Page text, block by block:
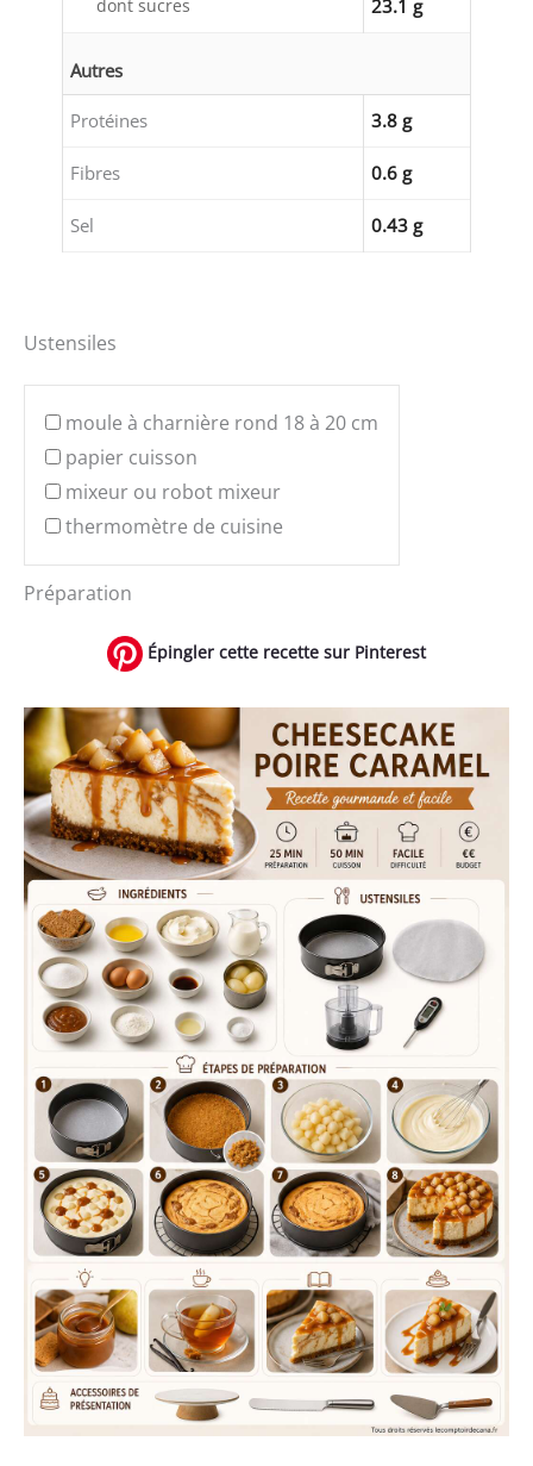
dont sucres 23.1 g
Autres
Protéines 3.8 g
Fibres 0.6 g
Sel 0.43 g
Ustensiles
moule à charnière rond 18 à 20 cm
papier cuisson
mixeur ou robot mixeur
thermomètre de cuisine
Préparation
Épingler cette recette sur Pinterest